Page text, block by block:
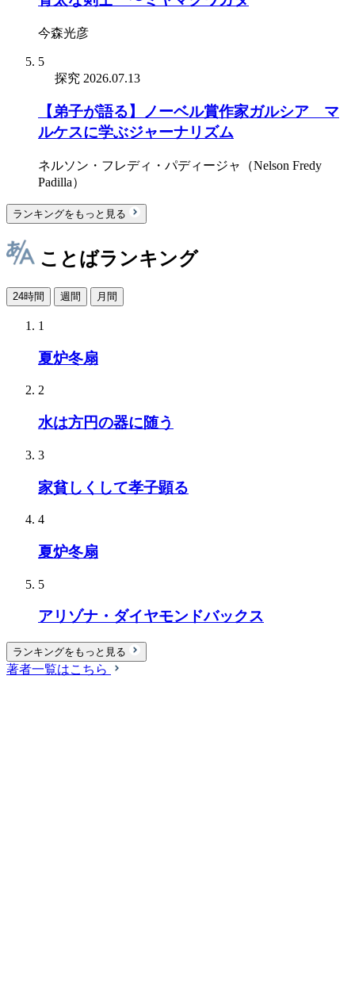
今森光彦
5
探究 2026.07.13
【弟子が語る】ノーベル賞作家ガルシア゠マ
ルケスに学ぶジャーナリズム
ネルソン・フレディ・パディージャ（Nelson Fredy
Padilla）
ランキングをもっと見る
ことばランキング
24時間 週間 月間
1
夏炉冬扇
2
水は方円の器に随う
3
家貧しくして孝子顕る
4
夏炉冬扇
5
アリゾナ・ダイヤモンドバックス
ランキングをもっと見る
著者一覧はこちら